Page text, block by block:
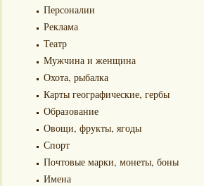
Персоналии
Реклама
Театр
Мужчина и женщина
Охота, рыбалка
Карты географические, гербы
Образование
Овощи, фрукты, ягоды
Спорт
Почтовые марки, монеты, боны
Имена